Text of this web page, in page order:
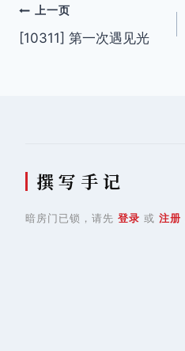
文
章
上一页
[10311] 第一次遇见光
撰 写 手 记
暗房门已锁，请先 登录 或 注册